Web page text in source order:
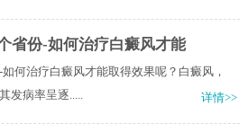
省份-如何治疗白癜风才能
何治疗白癜风才能取得效果呢？白癜风，
发病率呈逐.....
详情>>